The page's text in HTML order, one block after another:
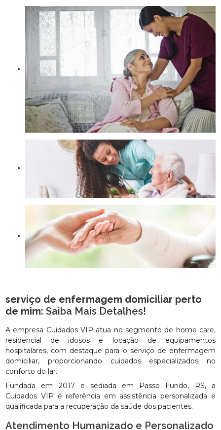
serviço de enfermagem domiciliar perto
de mim: Saiba Mais Detalhes!
A empresa Cuidados VIP atua no segmento de home care,
residencial de idosos e locação de equipamentos
hospitalares, com destaque para o serviço de enfermagem
domiciliar, proporcionando cuidados especializados no
conforto do lar.
Fundada em 2017 e sediada em Passo Fundo, RS, a
Cuidados VIP é referência em assistência personalizada e
qualificada para a recuperação da saúde dos pacientes.
Atendimento Humanizado e Personalizado